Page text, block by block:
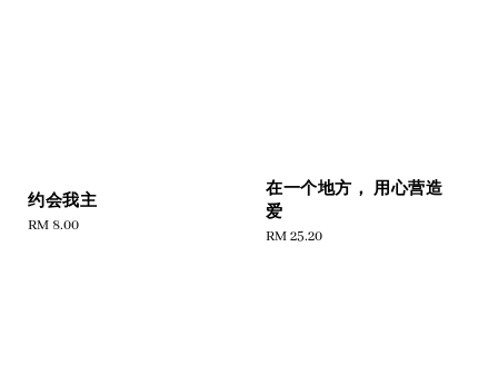
约会我主
Regular
RM 8.00
在一个地方， 用心营造
爱
Regular
RM 25.20